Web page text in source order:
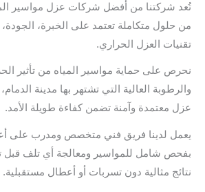
تُعد شركتنا من أفضل شركات عزل مواسير
من حلول متكاملة تعتمد على الخبرة،
تقنيات العزل الحراري.
نحرص على حماية مواسير المياه من تأثير
والرطوبة العالية التي تشتهر بها مدينة
عزل معتمدة وآمنة تضمن كفاءة طويلة الأمد.
يعمل لدينا فريق فني متخصص ومدرب على
بفحص شامل للمواسير ومعالجة أي تلف قبل
نتائج مثالية دون تسربات أو أعطال مستقبلية.